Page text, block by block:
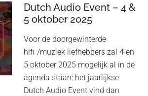
kondigt
Beo
Grace
aan:
high-
end
earbuds
Dutch Audio Event – 4 &
5 oktober 2025
Voor de doorgewinterde
hifi-/muziek liefhebbers zal 4 en
5 oktober 2025 mogelijk al in de
agenda staan: het jaarlijkse
Dutch Audio Event vind dan